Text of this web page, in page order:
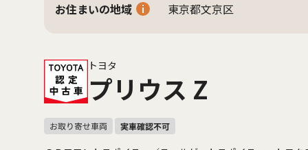
お住まいの地域 東京都文京区
トヨタ
プリウス Z